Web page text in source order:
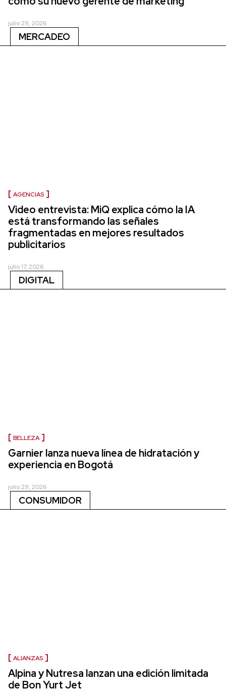
julio 29, 2026
MERCADEO
AGENCIAS
Video entrevista: MiQ explica cómo la IA
está transformando las señales
fragmentadas en mejores resultados
publicitarios
julio 17, 2026
DIGITAL
BELLEZA
Garnier lanza nueva línea de hidratación y
experiencia en Bogotá
julio 29, 2026
CONSUMIDOR
ALIANZAS
Alpina y Nutresa lanzan una edición limitada
de Bon Yurt Jet